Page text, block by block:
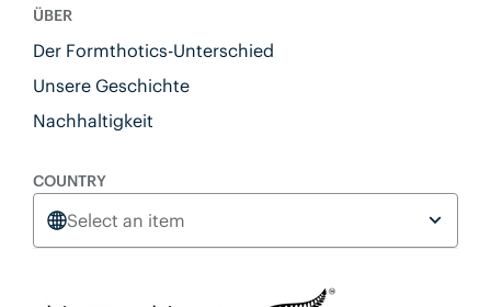
ÜBER
Der Formthotics-Unterschied
Unsere Geschichte
Nachhaltigkeit
COUNTRY
Select an item